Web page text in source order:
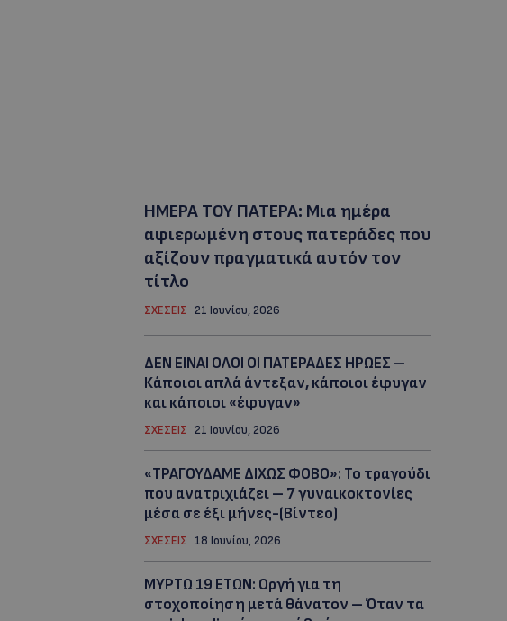
ΗΜΕΡΑ ΤΟΥ ΠΑΤΕΡΑ: Μια ημέρα
αφιερωμένη στους πατεράδες που
αξίζουν πραγματικά αυτόν τον
τίτλο
ΣΧΕΣΕΙΣ 21 Ιουνίου, 2026
ΔΕΝ ΕΙΝΑΙ ΟΛΟΙ ΟΙ ΠΑΤΕΡΑΔΕΣ ΗΡΩΕΣ –
Κάποιοι απλά άντεξαν, κάποιοι έφυγαν
και κάποιοι «έφυγαν»
ΣΧΕΣΕΙΣ 21 Ιουνίου, 2026
«ΤΡΑΓΟΥΔΑΜΕ ΔΙΧΩΣ ΦΟΒΟ»: Το τραγούδι
που ανατριχιάζει – 7 γυναικοκτονίες
μέσα σε έξι μήνες-(Βίντεο)
ΣΧΕΣΕΙΣ 18 Ιουνίου, 2026
ΜYΡΤΩ 19 ΕΤΩΝ: Οργή για τη
στοχοποίηση μετά θάνατον – Όταν τα